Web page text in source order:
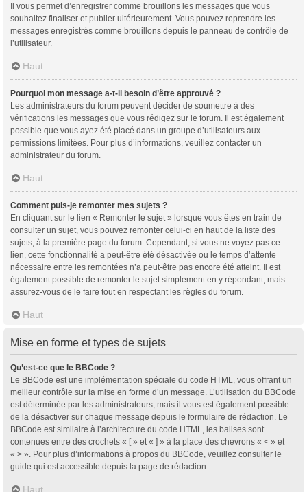
Il vous permet d’enregistrer comme brouillons les messages que vous
souhaitez finaliser et publier ultérieurement. Vous pouvez reprendre les
messages enregistrés comme brouillons depuis le panneau de contrôle de
l’utilisateur.
Haut
Pourquoi mon message a-t-il besoin d’être approuvé ?
Les administrateurs du forum peuvent décider de soumettre à des
vérifications les messages que vous rédigez sur le forum. Il est également
possible que vous ayez été placé dans un groupe d’utilisateurs aux
permissions limitées. Pour plus d’informations, veuillez contacter un
administrateur du forum.
Haut
Comment puis-je remonter mes sujets ?
En cliquant sur le lien « Remonter le sujet » lorsque vous êtes en train de
consulter un sujet, vous pouvez remonter celui-ci en haut de la liste des
sujets, à la première page du forum. Cependant, si vous ne voyez pas ce
lien, cette fonctionnalité a peut-être été désactivée ou le temps d’attente
nécessaire entre les remontées n’a peut-être pas encore été atteint. Il est
également possible de remonter le sujet simplement en y répondant, mais
assurez-vous de le faire tout en respectant les règles du forum.
Haut
Mise en forme et types de sujets
Qu’est-ce que le BBCode ?
Le BBCode est une implémentation spéciale du code HTML, vous offrant un
meilleur contrôle sur la mise en forme d’un message. L’utilisation du BBCode
est déterminée par les administrateurs, mais il vous est également possible
de la désactiver sur chaque message depuis le formulaire de rédaction. Le
BBCode est similaire à l’architecture du code HTML, les balises sont
contenues entre des crochets « [ » et « ] » à la place des chevrons « < » et
« > ». Pour plus d’informations à propos du BBCode, veuillez consulter le
guide qui est accessible depuis la page de rédaction.
Haut